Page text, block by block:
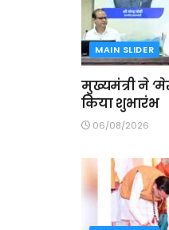
MAIN SLIDER
मुख्यमंत्री ने
किया शुभारंभ
06/08/2026